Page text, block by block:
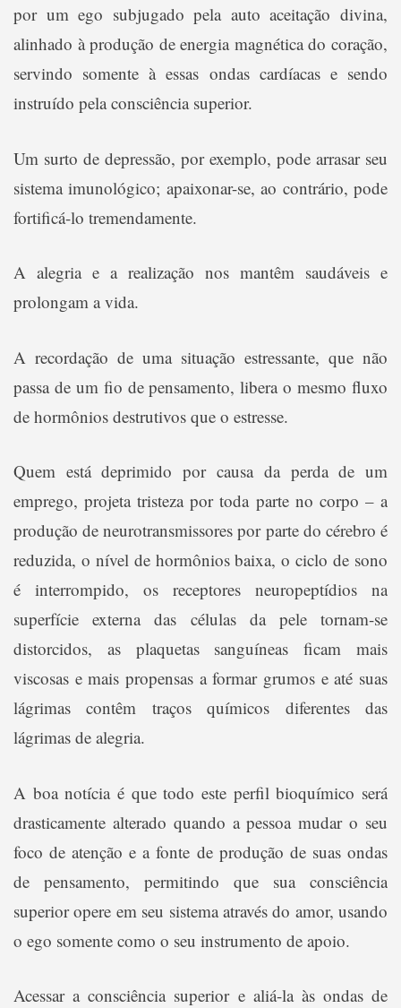
por um ego subjugado pela auto aceitação divina,
alinhado à produção de energia magnética do coração,
servindo somente à essas ondas cardíacas e sendo
instruído pela consciência superior.
Um surto de depressão, por exemplo, pode arrasar seu
sistema imunológico; apaixonar-se, ao contrário, pode
fortificá-lo tremendamente.
A alegria e a realização nos mantêm saudáveis e
prolongam a vida.
A recordação de uma situação estressante, que não
passa de um fio de pensamento, libera o mesmo fluxo
de hormônios destrutivos que o estresse.
Quem está deprimido por causa da perda de um
emprego, projeta tristeza por toda parte no corpo – a
produção de neurotransmissores por parte do cérebro é
reduzida, o nível de hormônios baixa, o ciclo de sono
é interrompido, os receptores neuropeptídios na
superfície externa das células da pele tornam-se
distorcidos, as plaquetas sanguíneas ficam mais
viscosas e mais propensas a formar grumos e até suas
lágrimas contêm traços químicos diferentes das
lágrimas de alegria.
A boa notícia é que todo este perfil bioquímico será
drasticamente alterado quando a pessoa mudar o seu
foco de atenção e a fonte de produção de suas ondas
de pensamento, permitindo que sua consciência
superior opere em seu sistema através do amor, usando
o ego somente como o seu instrumento de apoio.
Acessar a consciência superior e aliá-la às ondas de